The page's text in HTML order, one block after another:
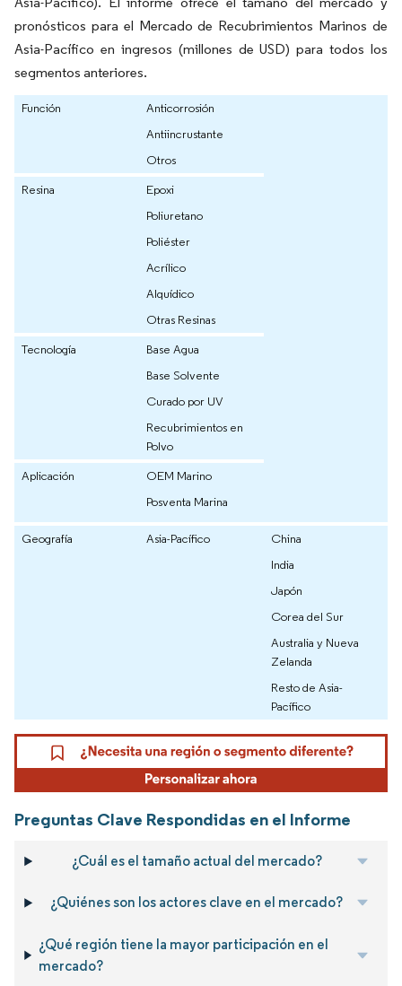
pronósticos para el Mercado de Recubrimientos Marinos de
Asia-Pacífico en ingresos (millones de USD) para todos los
segmentos anteriores.
Función
Anticorrosión
Antiincrustante
Otros
Resina
Epoxi
Poliuretano
Poliéster
Acrílico
Alquídico
Otras Resinas
Tecnología
Base Agua
Base Solvente
Curado por UV
Recubrimientos en
Polvo
Aplicación
OEM Marino
Posventa Marina
Geografía Asia-Pacífico
China
India
Japón
Corea del Sur
Australia y Nueva
Zelanda
Resto de Asia-
Pacífico
Preguntas Clave Respondidas en el Informe
¿Cuál es el tamaño actual del mercado?
¿Quiénes son los actores clave en el mercado?
¿Qué región tiene la mayor participación en el
mercado?